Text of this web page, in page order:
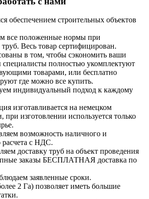
обеспечением строительных объектов
все положенные нормы при
труб. Весь товар сертифицирован.
в том, чтобы сэкономить ваши
полностью укомплектуют
товарами, или бесплатно
где можно все купить.
индивидуальный подход к каждому
изготавливается на немецком
при изготовлении используется только
возможность наличного и
расчета с НДС.
доставку труб на объект проведения
заказы БЕСПЛАТНАЯ доставка по
заявленные сроки.
2 Га) позволяет иметь большие